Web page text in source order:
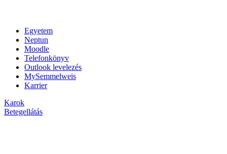
Egyetem
Neptun
Moodle
Telefonkönyv
Outlook levelezés
MySemmelweis
Karrier
Karok
Betegellátás